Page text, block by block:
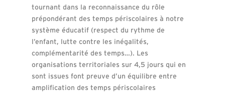
tournant dans la reconnaissance du rôle
prépondérant des temps périscolaires à notre
système éducatif (respect du rythme de
l’enfant, lutte contre les inégalités,
complémentarité des temps…). Les
organisations territoriales sur 4,5 jours qui en
sont issues font preuve d’un équilibre entre
amplification des temps périscolaires